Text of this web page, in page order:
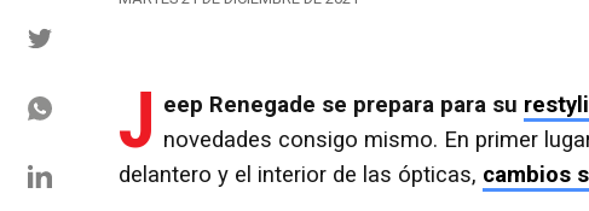
J eep Renegade se prepara para su
novedades consigo mismo. En primer
delantero y el interior de las ópticas, cambios